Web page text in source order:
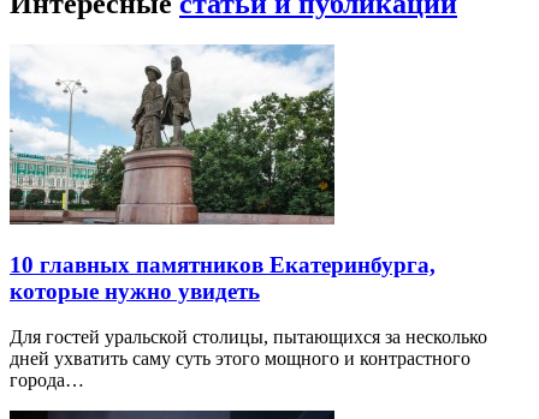
10 главных памятников Екатеринбурга,
которые нужно увидеть
Для гостей уральской столицы, пытающихся за несколько
дней ухватить саму суть этого мощного и контрастного
города…